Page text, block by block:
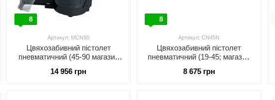
8
Артикул: MCN90
Цвяхозабивний пістолет
пневматичний (45-90 магазин
14 956 грн
8
Артикул: CN45N
Цвяхозабивний пістолет
пневматичний (19-45; магазин
градусів)
8 675 грн